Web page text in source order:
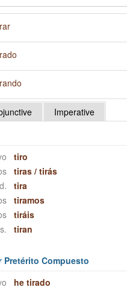
Imperative
tiro
tiras /tirás
tira
tiramos
tiráis
tiran
Pretérito Compuesto
he tirado